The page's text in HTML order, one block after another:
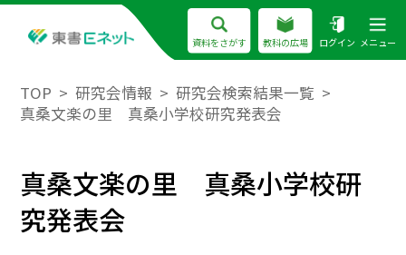
資料をさがす 教科の広場 ログイン メニュー
TOP 研究会情報
研究会検索結果一覧
真桑文楽の里 真桑小学校研究発表会
真桑文楽の里 真桑小学校研
究発表会